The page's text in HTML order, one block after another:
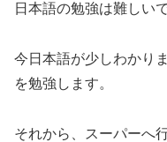
日本語の勉強は難しい
今日本語が少しわかり
を勉強します。
それから、スーパーへ